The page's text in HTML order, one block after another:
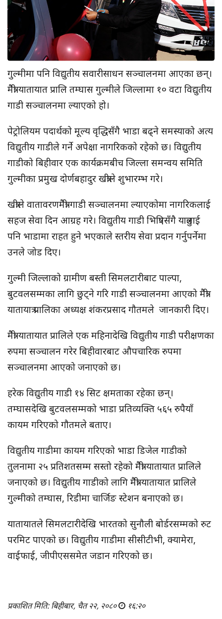
गुल्मीमा पनि विद्युतीय सवारीसाधन सञ्चालनमा आएका छन्।
मैत्री यातायात प्रालि तम्घास गुल्मीले जिल्लामा १० वटा विद्युतीय
गाडी सञ्चालनमा ल्याएको हो।
पेट्रोलियम पदार्थको मूल्य वृद्धिसँगै भाडा बढ्ने समस्याको अत्य
विद्युतीय गाडीले गर्ने अपेक्षा नागरिकको रहेको छ। विद्युतीय
गाडीको बिहीवार एक कार्यक्रमबीच जिल्ला समन्वय समिति
गुल्मीका प्रमुख दोर्णबहादुर खत्रीले शुभारम्भ गरे।
खत्रीले वातावरणमैत्री गाडी सञ्चालनमा ल्याएकोमा नागरिकलाई
सहज सेवा दिन आग्रह गरे। विद्युतीय गाडी भित्रिएसँगै यात्रुलाई
पनि भाडामा राहत हुने भएकाले स्तरीय सेवा प्रदान गर्नुपर्नेमा
उनले जोड दिए।
गुल्मी जिल्लाको ग्रामीण बस्ती सिमलटारीबाट पाल्पा,
बुटवलसम्मका लागि छुट्ने गरि गाडी सञ्चालनमा आएको मैत्री
यातायात्र प्रालिका अध्यक्ष शंकरप्रसाद गौतमले जानकारी दिए।
मैत्री यातायात प्रालिले एक महिनादेखि विद्युतीय गाडी परीक्षणका
रुपमा सञ्चालन गरेर बिहीवारबाट औपचारिक रुपमा
सञ्चालनमा आएको जनाएको छ।
हरेक विद्युतीय गाडी १४ सिट क्षमताका रहेका छन्।
तम्घासदेखि बुटवलसम्मको भाडा प्रतिव्यक्ति ५६५ रुपैयाँ
कायम गरिएको गौतमले बताए।
विद्युतीय गाडीमा कायम गरिएको भाडा डिजेल गाडीको
तुलनामा २५ प्रतिशतसम्म सस्तो रहेको मैत्री यातायात प्रालिले
जनाएको छ। विद्युतीय गाडीको लागि मैत्री यातायात प्रालिले
गुल्मीको तम्घास, रिडीमा चार्जिङ स्टेशन बनाएको छ।
यातायातले सिमलटारीदेखि भारतको सुनौली बोर्डरसम्मको रुट
परमिट पाएको छ। विद्युतीय गाडीमा सीसीटीभी, क्यामेरा,
वाईफाई, जीपीएससमेत जडान गरिएको छ।
प्रकाशित मिति: बिहीबार, चैत २२, २०८० १६:२०